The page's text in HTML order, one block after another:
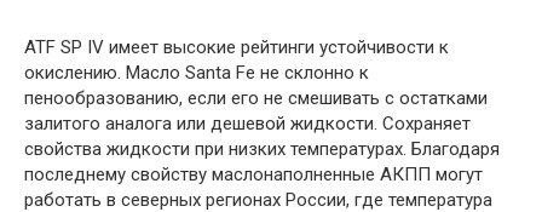
ATF SP IV имеет высокие рейтинги устойчивости к
окислению. Масло Santa Fe не склонно к
пенообразованию, если его не смешивать с остатками
залитого аналога или дешевой жидкости. Сохраняет
свойства жидкости при низких температурах. Благодаря
последнему свойству маслонаполненные АКПП могут
работать в северных регионах России, где температура